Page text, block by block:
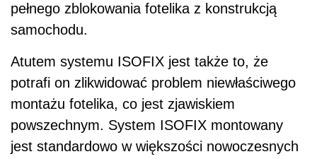
pełnego zblokowania fotelika z konstrukcją
samochodu.
Atutem systemu ISOFIX jest także to, że
potrafi on zlikwidować problem niewłaściwego
montażu fotelika, co jest zjawiskiem
powszechnym. System ISOFIX montowany
jest standardowo w większości nowoczesnych